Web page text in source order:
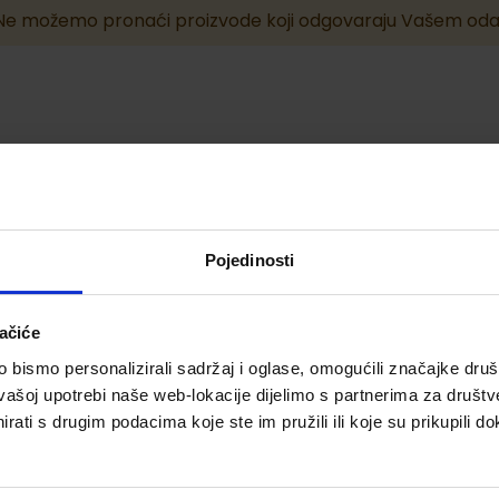
Pojedinosti
bismo personalizirali sadržaj i oglase, omogućili značajke
upotrebi naše web-lokacije dijelimo s partnerima za
s drugim podacima koje ste im pružili ili koje su prikupili
možemo pronaći proizvode koji odgovaraju Vašem